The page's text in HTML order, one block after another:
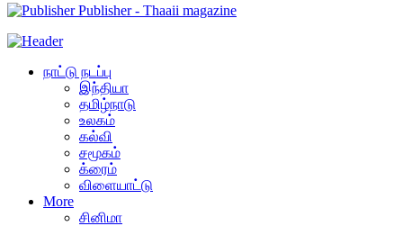
Publisher - Thaaii magazine
நாட்டு நடப்பு
இந்தியா
தமிழ்நாடு
உலகம்
கல்வி
சமூகம்
க்ரைம்
விளையாட்டு
More
சினிமா